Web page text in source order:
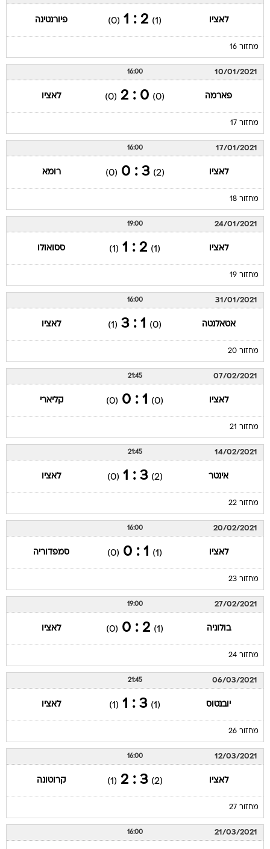
לאציו (1)
2 : 1
(0) פיורנטינה
מחזור 16
10/01/2021
16:00
פארמה (0)
0 : 2
(0) לאציו
מחזור 17
17/01/2021
16:00
לאציו (2)
3 : 0
(0) רומא
מחזור 18
24/01/2021
19:00
לאציו (1)
2 : 1
(1) ססואולו
מחזור 19
31/01/2021
16:00
אטאלנטה (0)
1 : 3
(1) לאציו
מחזור 20
07/02/2021
21:45
לאציו (0)
1 : 0
(0) קליארי
מחזור 21
14/02/2021
21:45
אינטר (2)
3 : 1
(0) לאציו
מחזור 22
20/02/2021
16:00
לאציו (1)
1 : 0
(0) סמפדוריה
מחזור 23
27/02/2021
19:00
בולוניה (1)
2 : 0
(0) לאציו
מחזור 24
06/03/2021
21:45
יובנטוס (1)
3 : 1
(1) לאציו
מחזור 26
12/03/2021
16:00
לאציו (2)
3 : 2
(1) קרוטונה
מחזור 27
21/03/2021
16:00